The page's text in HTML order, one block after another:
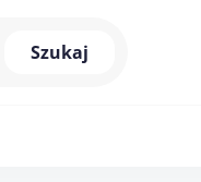
Szukaj